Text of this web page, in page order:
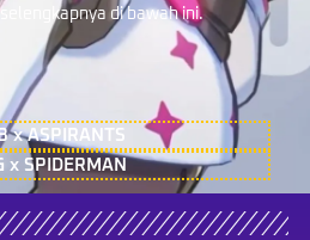
di bawah ini.
x ASPIRANTS
x SPIDERMAN